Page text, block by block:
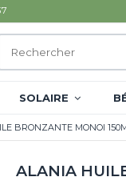
SOLAIRE
BRONZANTE MONOI
ALANIA